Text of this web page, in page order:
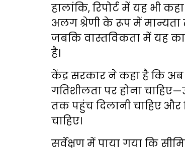
हालांकि, रिपोर्ट में यह भी
अलग श्रेणी के रूप में
जबकि वास्तविकता में यह
है।
केंद्र सरकार ने कहा है कि
गतिशीलता पर होना
तक पहुंच दिलानी चाहिए
चाहिए।
सर्वेक्षण में पाया गया कि